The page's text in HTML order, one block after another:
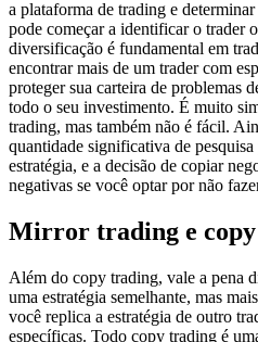
a plataforma de trading e
pode começar a identificar o trader
diversificação é fundamental em
encontrar mais de um trader com
proteger sua carteira de problemas
todo o seu investimento. É muito
trading, mas também não é fácil.
quantidade significativa de
estratégia, e a decisão de copiar
negativas se você optar por não
Mirror trading e
Além do copy trading, vale a pena
uma estratégia semelhante, mas
você replica a estratégia de outro
específicas. Todo copy trading é